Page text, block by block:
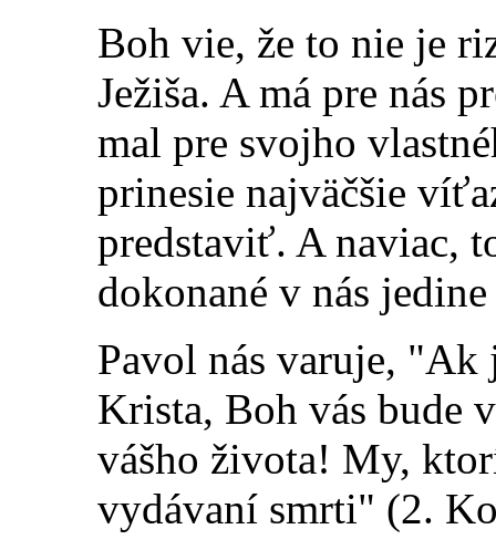
Boh vie, že to nie je
Ježiša. A má pre nás
mal pre svojho
prinesie najväčšie
predstaviť. A naviac,
dokonané v nás
Pavol nás varuje, "Ak
Krista, Boh vás bude
vášho života! My,
vydávaní smrti" (2.